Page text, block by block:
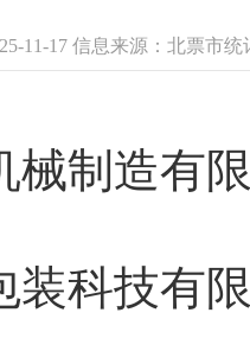
11-17 信息来源：北票市
众机
洋包